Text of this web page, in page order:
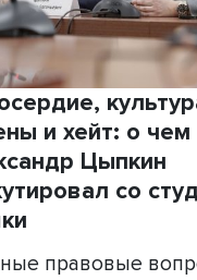
в
може......